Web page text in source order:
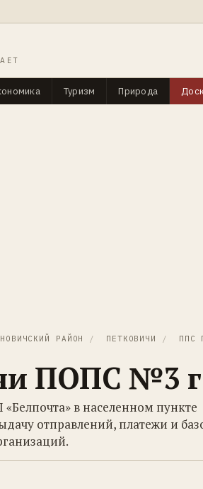
Туризм Природа
РАЙОН / ПЕТКОВИЧИ / ППС
ПОПС №3
в населенном пункте
отправлений, платежи и